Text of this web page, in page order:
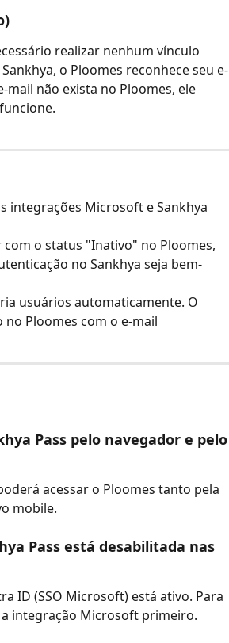
realizar nenhum vínculo
o Ploomes reconhece seu e-
mail não exista no Ploomes, ele
integrações Microsoft e Sankhya
com o status "Inativo" no Ploomes,
no Sankhya seja bem-
usuários automaticamente. O
Ploomes com o e-mail
Pass pelo navegador e pelo
acessar o Ploomes tanto pela
mobile.
Pass está desabilitada nas
ID (SSO Microsoft) está ativo. Para
a integração Microsoft primeiro.